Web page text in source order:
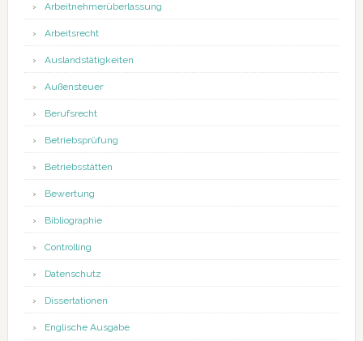
Arbeitnehmerüberlassung
Arbeitsrecht
Auslandstätigkeiten
Außensteuer
Berufsrecht
Betriebsprüfung
Betriebsstätten
Bewertung
Bibliographie
Controlling
Datenschutz
Dissertationen
Englische Ausgabe